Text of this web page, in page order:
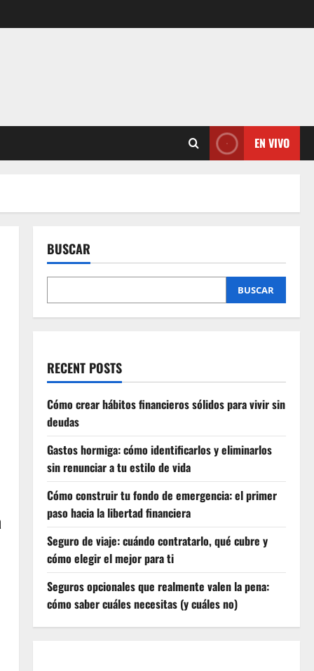
EN VIVO
BUSCAR
BUSCAR
RECENT POSTS
Cómo crear hábitos financieros sólidos para vivir sin
deudas
Gastos hormiga: cómo identificarlos y eliminarlos
sin renunciar a tu estilo de vida
Cómo construir tu fondo de emergencia: el primer
paso hacia la libertad financiera
Seguro de viaje: cuándo contratarlo, qué cubre y
cómo elegir el mejor para ti
Seguros opcionales que realmente valen la pena:
cómo saber cuáles necesitas (y cuáles no)